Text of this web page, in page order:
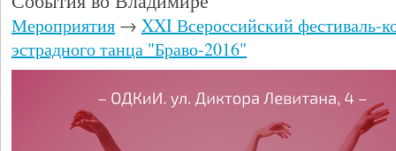
Мероприятия → XXI Всероссийский фестиваль-
эстрадного танца "Браво-2016"